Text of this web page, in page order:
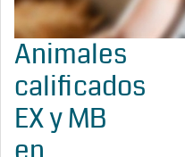
Animales
calificados
EX y MB